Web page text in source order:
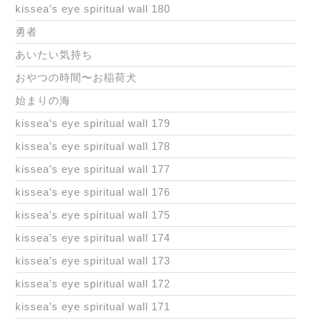
kissea’s eye spiritual wall 180
勇者
あいたい気持ち
おやつの時間〜お稲荷犬
始まりの海
kissea’s eye spiritual wall 179
kissea’s eye spiritual wall 178
kissea’s eye spiritual wall 177
kissea’s eye spiritual wall 176
kissea’s eye spiritual wall 175
kissea’s eye spiritual wall 174
kissea’s eye spiritual wall 173
kissea’s eye spiritual wall 172
kissea’s eye spiritual wall 171